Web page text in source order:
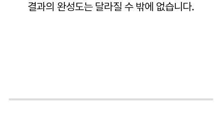
결과의 완성도는 달라질 수 밖에 없습니다.